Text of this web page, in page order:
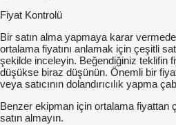
Fiyat Kontrolü
Bir satın alma yapmaya karar
ortalama fiyatını anlamak için çeşitli
şekilde inceleyin. Beğendiğiniz teklifin
düşükse biraz düşünün. Önemli bir
veya satıcının dolandırıcılık yapma
Benzer ekipman için ortalama fiyattan
satın almayın.